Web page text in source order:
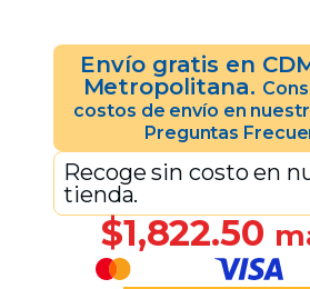
Envío gratis en
Metropolitana.
costos de envío en
Preguntas
Recoge sin costo en
tienda.
$1,822.50